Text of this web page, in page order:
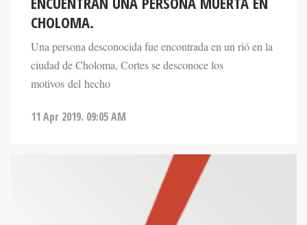
CHOLOMA.
Una persona desconocida fue encontrada en un rió en la
ciudad de Choloma, Cortes se desconoce los
motivos del hecho
11 Apr 2019. 09:05 AM